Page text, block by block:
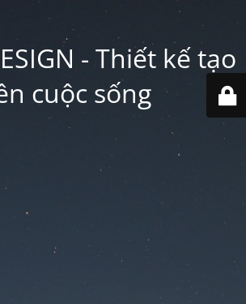
- Thiết kế tạo
cuộc sống